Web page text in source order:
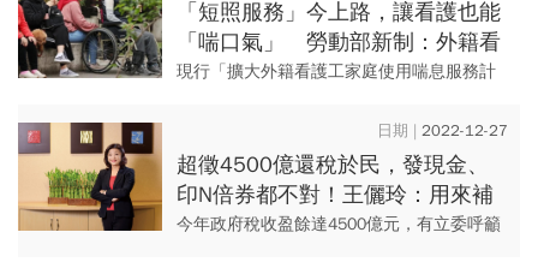
「短照服務」今上路，讓看護也能
「喘口氣」 勞動部新制：外籍看
護1年最多享52天喘息
現行「擴大外籍看護工家庭使用喘息服務計
級給予14天與21天的喘息額度，為提升照顧
家庭雇主與看護移工的喘...
2022-12-27
超徵4500億還稅於民，發現金、
印N倍券都不對！王儷玲：用來補
「這大洞」才是正確的
今年政府稅收盈餘達4500億元，有立委呼籲